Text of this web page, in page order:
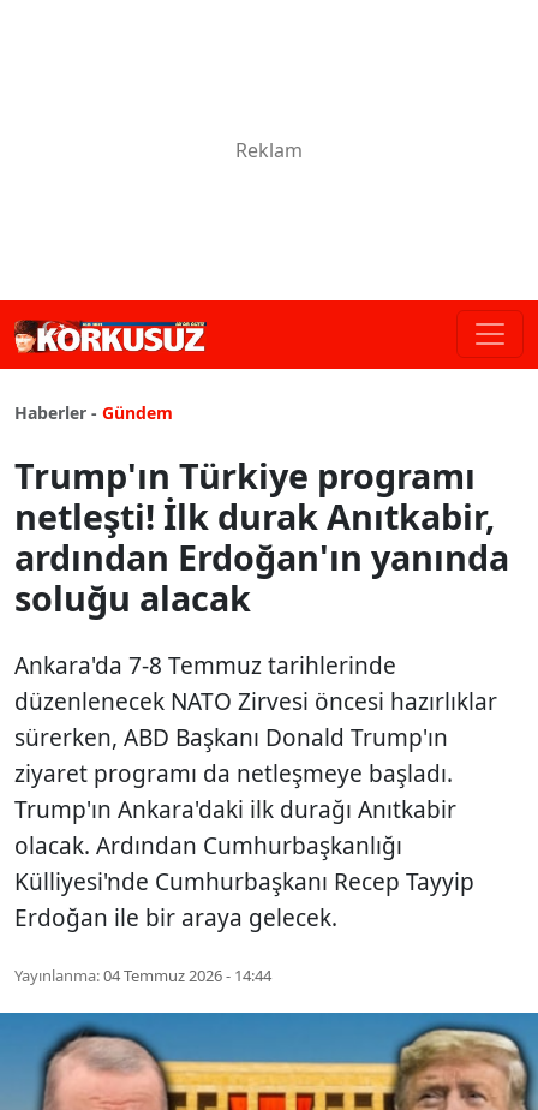
Haberler - Gündem
Trump'ın Türkiye programı
netleşti! İlk durak Anıtkabir,
ardından Erdoğan'ın yanında
soluğu alacak
Ankara'da 7-8 Temmuz tarihlerinde
düzenlenecek NATO Zirvesi öncesi hazırlıklar
sürerken, ABD Başkanı Donald Trump'ın
ziyaret programı da netleşmeye başladı.
Trump'ın Ankara'daki ilk durağı Anıtkabir
olacak. Ardından Cumhurbaşkanlığı
Külliyesi'nde Cumhurbaşkanı Recep Tayyip
Erdoğan ile bir araya gelecek.
Yayınlanma:04 Temmuz 2026 - 14:44